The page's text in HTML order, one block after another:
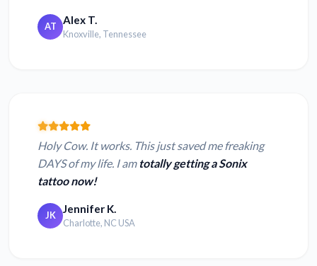
AT Alex T.
Knoxville, Tennessee
Holy Cow. It works. This just saved me freaking
DAYS of my life. I am totally getting a Sonix
tattoo now!
JK Jennifer K.
Charlotte, NC USA